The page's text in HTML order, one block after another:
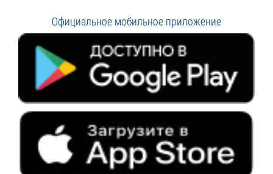
Официальное мобильное приложение